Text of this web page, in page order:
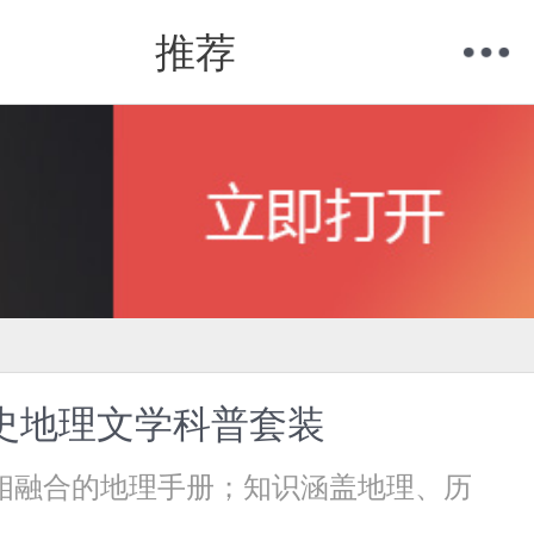
推荐
我的当当
地理文学科普套装
合的地理手册；知识涵盖地理、历